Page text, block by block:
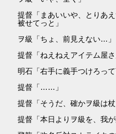
提督「まあいいや、とりあ
被せてっと」
ヲ級「ちょ、前見えない…」
提督「ねえねえアイテム屋さ
明石「右手に義手つけろっ
提督「……」
提督「そうだ、確かヲ級は杖
提督「本日よりヲ級を、我